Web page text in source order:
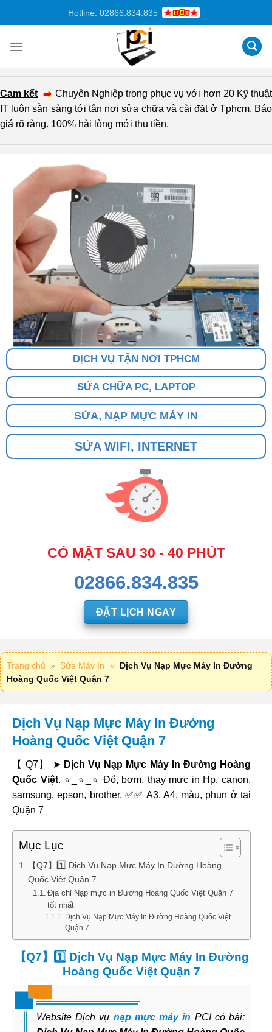
dung
Hotline: 02866.834.835
Cam kết
Chuyên Nghiệp trong phục vụ với hơn 20 Kỹ thuật
IT luôn sẵn sàng tới tận nơi sửa chữa và cài đặt ở Tphcm. Báo
giá rõ ràng. 100% hài lòng mới thu tiền.
DỊCH VỤ TẬN NƠI TPHCM
SỬA CHỮA PC, LAPTOP
SỬA, NẠP MỰC MÁY IN
SỬA WIFI, INTERNET
CÓ MẶT SAU 30 - 40 PHÚT
02866.834.835
ĐẶT LỊCH NGAY
Trang chủ » Sửa Máy In »
Dịch Vụ Nạp Mực Máy In Đường
Hoàng Quốc Việt Quận 7
Dịch Vụ Nạp Mực Máy In Đường
Hoàng Quốc Việt Quận 7
【 Q7】 ➤Dịch Vụ Nạp Mực Máy In Đường Hoàng
Quốc Việt. ⭐_⭐_⭐ Đổ, bơm, thay mực in Hp, canon,
samsung, epson, brother. ✅✅ A3, A4, màu, phun ở tại
Quận 7
Mục Lục
【Q7】1️⃣ Dịch Vụ Nạp Mực Máy In Đường Hoàng
Quốc Việt Quận 7
Địa chỉ Nạp mực in Đường Hoàng Quốc Việt Quận 7
tốt nhất
Dịch Vụ Nạp Mực Máy In Đường Hoàng Quốc Việt
Quận 7
【Q7】1️⃣ Dịch Vụ Nạp Mực Máy In Đường
Hoàng Quốc Việt Quận 7
Website Dịch vụ nạp mực máy in PCI có bài: